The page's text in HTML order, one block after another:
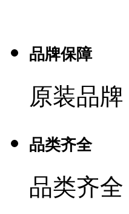
品牌保障
原装品
品类齐全
品类齐